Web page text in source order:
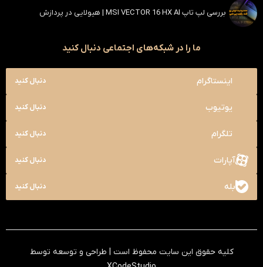
بررسی لپ تاپ MSI VECTOR 16 HX AI | هیولایی در پردازش
ما را در شبکه‌های اجتماعی دنبال کنید
اینستاگرام دنبال کنید
یوتیوب دنبال کنید
تلگرام دنبال کنید
آپارات دنبال کنید
بله دنبال کنید
کلیه حقوق این سایت محفوظ است | طراحی و توسعه توسط